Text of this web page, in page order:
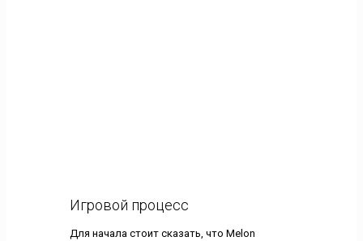
Игровой процесс
Для начала стоит сказать, что Melon